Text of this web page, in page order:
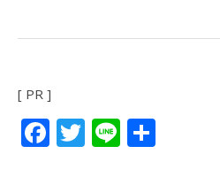
[ PR ]
Facebook
Twitter
Line